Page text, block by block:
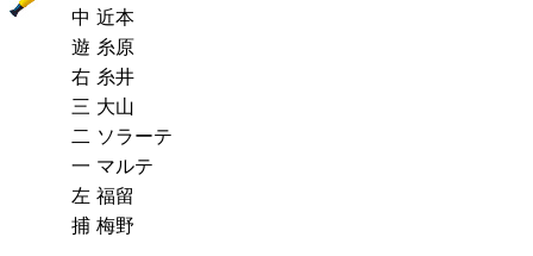
中 近本
遊 糸原
右 糸井
三 大山
二 ソラーテ
一 マルテ
左 福留
捕 梅野